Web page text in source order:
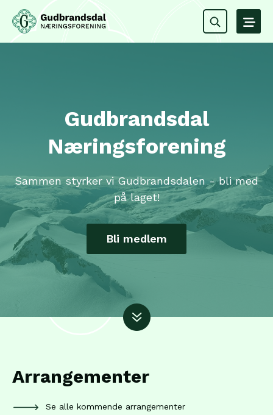
Gudbrandsdal
Næringsforening
Sammen styrker vi Gudbrandsdalen - bli med
på laget!
Bli medlem
Arrangementer
Se alle kommende arrangementer